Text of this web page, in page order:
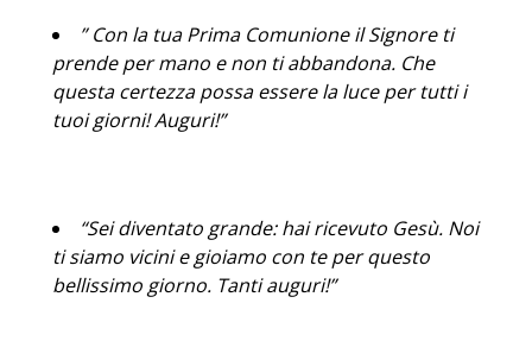
” Con la tua Prima Comunione il Signore ti
prende per mano e non ti abbandona. Che
questa certezza possa essere la luce per tutti i
tuoi giorni! Auguri!”
“Sei diventato grande: hai ricevuto Gesù. Noi
ti siamo vicini e gioiamo con te per questo
bellissimo giorno. Tanti auguri!”